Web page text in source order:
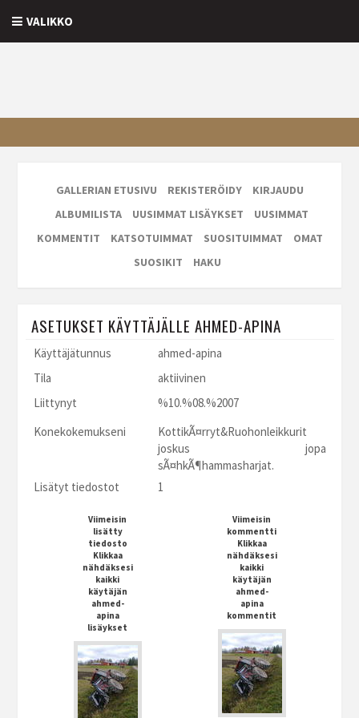
VALIKKO
GALLERIAN ETUSIVU REKISTERÖIDY
KIRJAUDU
ALBUMILISTA
UUSIMMAT LISÄYKSET
UUSIMMAT
KOMMENTIT
KATSOTUIMMAT SUOSITUIMMAT
OMAT
SUOSIKIT
HAKU
ASETUKSET KÄYTTÄJÄLLE AHMED-APINA
Käyttäjätunnus
ahmed-apina
Tila
aktiivinen
Liittynyt
%10.%08.%2007
Konekokemukseni
KottikÃ¤rryt&Ruohonleikkurit
joskus jopa
sÃ¤hkÃ¶hammasharjat.
Lisätyt tiedostot
1
Viimeisin
lisätty
tiedosto
Klikkaa
nähdäksesi
kaikki
käytäjän
ahmed-
apina
lisäykset
Viimeisin
kommentti
Klikkaa
nähdäksesi
kaikki
käytäjän
ahmed-
apina
kommentit